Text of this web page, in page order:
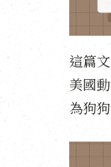
這篇
美國
為狗